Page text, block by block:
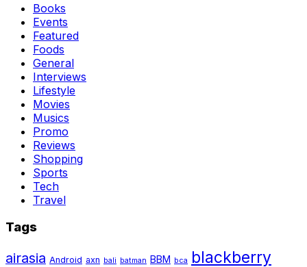
Books
Events
Featured
Foods
General
Interviews
Lifestyle
Movies
Musics
Promo
Reviews
Shopping
Sports
Tech
Travel
Tags
airasia Android axn bali batman BBM bca blackberry